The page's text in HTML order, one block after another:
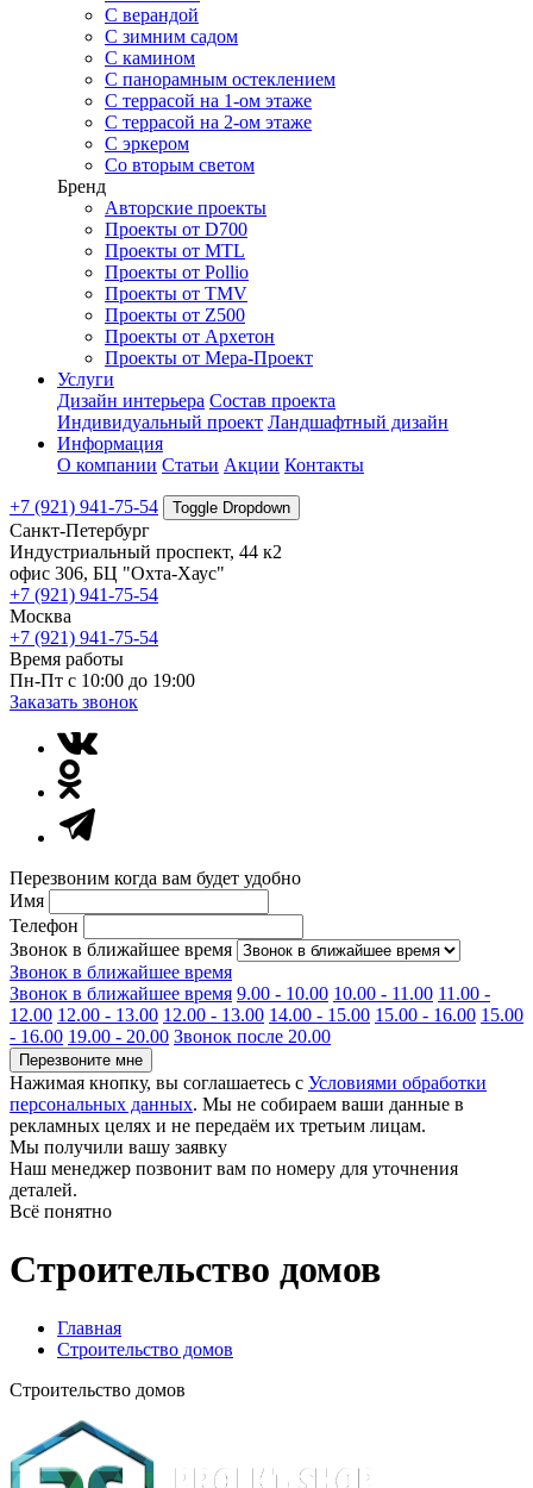
С верандой
С зимним садом
С камином
С панорамным остеклением
С террасой на 1-ом этаже
С террасой на 2-ом этаже
С эркером
Со вторым светом
Бренд
Авторские проекты
Проекты от D700
Проекты от MTL
Проекты от Pollio
Проекты от TMV
Проекты от Z500
Проекты от Архетон
Проекты от Мера-Проект
Услуги
Дизайн интерьера Состав проекта
Индивидуальный проект Ландшафтный дизайн
Информация
О компании Статьи Акции Контакты
+7 (921) 941-75-54 Toggle Dropdown
Санкт-Петербург
Индустриальный проспект, 44 к2
офис 306, БЦ "Охта-Хаус"
+7 (921) 941-75-54
Москва
+7 (921) 941-75-54
Время работы
Пн-Пт с 10:00 до 19:00
Заказать звонок
Перезвоним когда вам будет удобно
Имя
Телефон
Звонок в ближайшее время
Звонок в ближайшее время
Звонок в ближайшее время 9.00 - 10.00 10.00 - 11.00 11.00 -
12.00 12.00 - 13.00 12.00 - 13.00 14.00 - 15.00 15.00 - 16.00 15.00
- 16.00 19.00 - 20.00 Звонок после 20.00
Перезвоните мне
Нажимая кнопку, вы соглашаетесь с Условиями обработки
персональных данных. Мы не собираем ваши данные в
рекламных целях и не передаём их третьим лицам.
Мы получили вашу заявку
Наш менеджер позвонит вам по номеру для уточнения
деталей.
Всё понятно
Строительство домов
Главная
Строительство домов
Строительство домов